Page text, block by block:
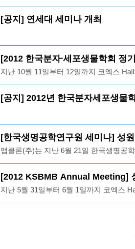
은 40세 전후의 비교적 젊은 과학자들이
진행되었습니다. 당사는 본 세미나를 통
인 HPA(Human Protein Atlas)의 연구 현
[공지] 연세대 세미나 개최
[2012 한국분자∙세포생물학회 정
지난 10월 11일부터 12일까지 코엑스
기학술대회" 전시회에 앱클론이 참가하
에 도움을 드리고 있는 Antibody Custom
부스를 방문해주셨습니다. 다시 한번 당
을 드립니다.
[공지] 2012년 한국분자세포생물
[한국생명공학연구원 세미나] 성
앱클론(주)는 지난 6월 21일 한국생명공
프로젝트인 HPA (Human Protein Atlas)
드리고자 바이오월드시스템과 함께 한국
구에 관심이 있으신 많은 연구원분들께
[2012 KSBMB Annual Meeting]
지난 5월 31일부터 6월 1일까지 코엑스
전시회에 앱클론이 참가하였습니다.당
contorl, 2nd antibody 및 The Human
체 Atlas Antibodies를 선보였으며 많은